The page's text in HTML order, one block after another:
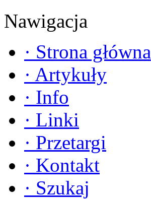
Nawigacja
· Strona główna
· Artykuły
· Info
· Linki
· Przetargi
· Kontakt
· Szukaj